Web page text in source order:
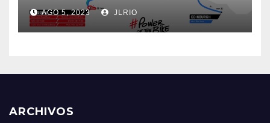
AGO 5, 2023 JLRIO
ARCHIVOS